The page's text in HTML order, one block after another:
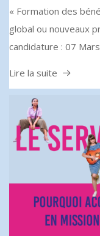
« Formation des
global ou nouveaux
candidature : 07
Lire la suite